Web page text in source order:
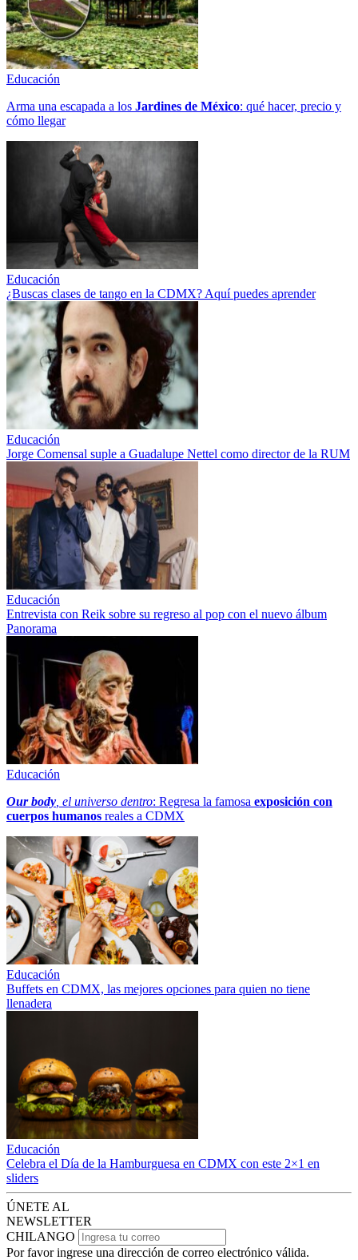
Educación
Arma una escapada a los Jardines de México: qué hacer, precio y
cómo llegar
Educación
¿Buscas clases de tango en la CDMX? Aquí puedes aprender
Educación
Jorge Comensal suple a Guadalupe Nettel como director de la RUM
Educación
Entrevista con Reik sobre su regreso al pop con el nuevo álbum
Panorama
Educación
Our body , el universo dentro: Regresa la famosa exposición con
cuerpos humanos reales a CDMX
Educación
Buffets en CDMX, las mejores opciones para quien no tiene
llenadera
Educación
Celebra el Día de la Hamburguesa en CDMX con este 2×1 en
sliders
ÚNETE AL
NEWSLETTER
CHILANGO
Por favor ingrese una dirección de correo electrónico válida.